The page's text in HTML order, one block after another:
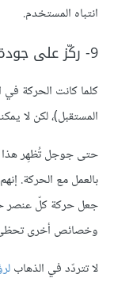
انتباه المستخدم.
9- ركّز على جودة الحركة
كلما كانت الحركة
المستقبل)، لكن لا
حتى جوجل تُظهِر هذا
بالعمل مع الحركة.
جعل حركة كلّ عنصر
وخصائص أخرى تحظى
لا تتردّد في الذهاب